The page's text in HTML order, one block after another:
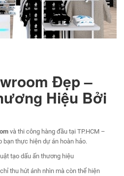
Đẹp –
Hiệu Bởi
và thi công hàng đầu tại TP.HCM –
thực hiện dự án hoàn hảo.
tạo dấu ấn thương hiệu
thu hút ánh nhìn mà còn thể hiện